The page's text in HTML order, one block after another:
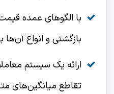
با الگوهای عمده
بازگشتی و انواع
ارائه یک سیستم
تقاطع میانگین‌های